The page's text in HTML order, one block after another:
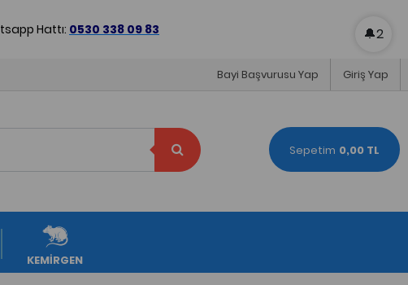
Hattı: 0530 338 09 83
Giriş Yap
Bayi Başvurusu Yap
Sepetim 0,00 TL
KEMİRGEN
🔔2